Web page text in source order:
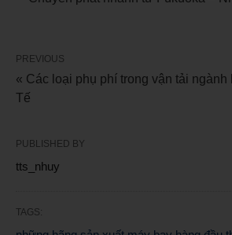
PREVIOUS
« Các loại phụ phí trong vận tải ngành
Tế
PUBLISHED BY
tts_nhuy
TAGS: